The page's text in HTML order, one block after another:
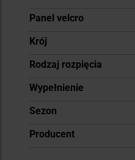
Panel velcro
Krój
Rodzaj rozpięcia
Wypełnienie
Sezon
Producent